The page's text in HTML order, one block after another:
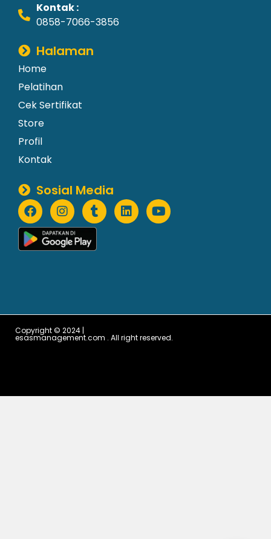
Kontak :
0858-7066-3856
Halaman
Home
Pelatihan
Cek Sertifikat
Store
Profil
Kontak
Sosial Media
Copyright © 2024 |
esasmanagement.com . All right reserved.